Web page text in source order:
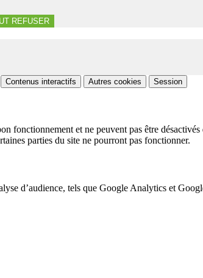
REFUSER
Contenus interactifs Autres cookies Session
fonctionnement et ne peuvent pas être
parties du site ne pourront pas fonctionner.
d’audience, tels que Google Analytics et